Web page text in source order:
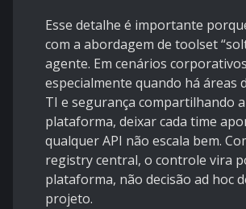
Esse detalhe é importante
com a abordagem de toolset
agente. Em cenários
especialmente quando há áreas
TI e segurança compartilhando
plataforma, deixar cada time
qualquer API não escala bem.
registry central, o controle vira
plataforma, não decisão ad hoc
projeto.